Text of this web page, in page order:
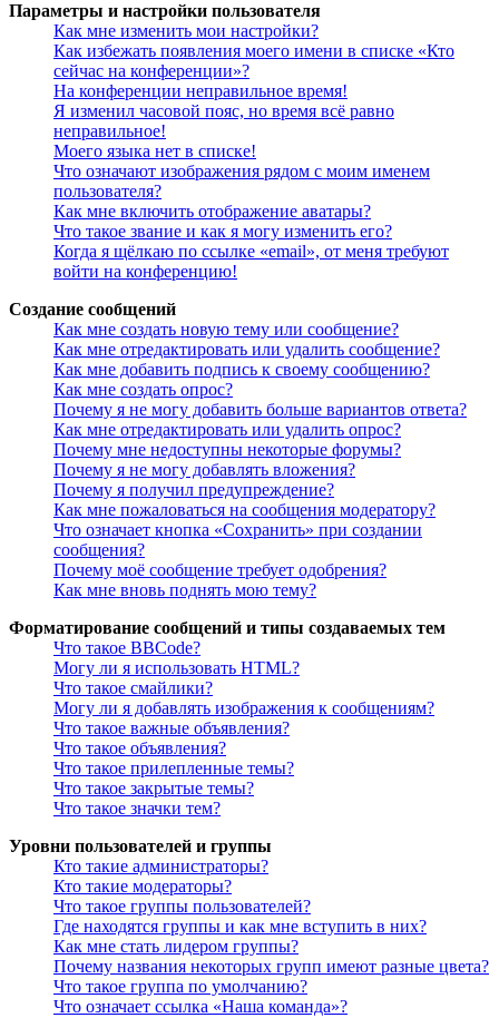
Параметры и настройки пользователя
Как мне изменить мои настройки?
Как избежать появления моего имени в списке «Кто
сейчас на конференции»?
На конференции неправильное время!
Я изменил часовой пояс, но время всё равно
неправильное!
Моего языка нет в списке!
Что означают изображения рядом с моим именем
пользователя?
Как мне включить отображение аватары?
Что такое звание и как я могу изменить его?
Когда я щёлкаю по ссылке «email», от меня требуют
войти на конференцию!
Создание сообщений
Как мне создать новую тему или сообщение?
Как мне отредактировать или удалить сообщение?
Как мне добавить подпись к своему сообщению?
Как мне создать опрос?
Почему я не могу добавить больше вариантов ответа?
Как мне отредактировать или удалить опрос?
Почему мне недоступны некоторые форумы?
Почему я не могу добавлять вложения?
Почему я получил предупреждение?
Как мне пожаловаться на сообщения модератору?
Что означает кнопка «Сохранить» при создании
сообщения?
Почему моё сообщение требует одобрения?
Как мне вновь поднять мою тему?
Форматирование сообщений и типы создаваемых тем
Что такое BBCode?
Могу ли я использовать HTML?
Что такое смайлики?
Могу ли я добавлять изображения к сообщениям?
Что такое важные объявления?
Что такое объявления?
Что такое прилепленные темы?
Что такое закрытые темы?
Что такое значки тем?
Уровни пользователей и группы
Кто такие администраторы?
Кто такие модераторы?
Что такое группы пользователей?
Где находятся группы и как мне вступить в них?
Как мне стать лидером группы?
Почему названия некоторых групп имеют разные цвета?
Что такое группа по умолчанию?
Что означает ссылка «Наша команда»?